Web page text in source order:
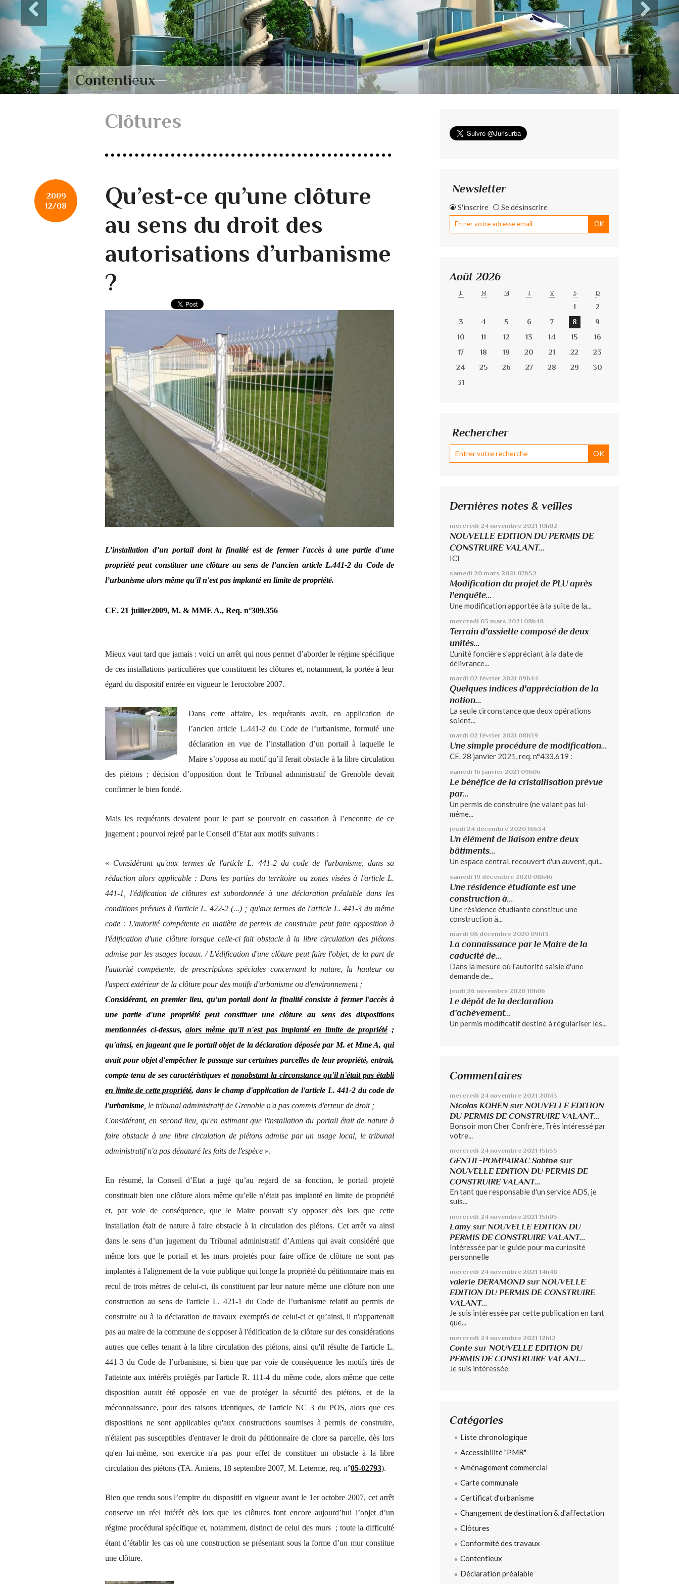
Contentieux
Clôtures
2009
12/08
Qu’est-ce qu’une clôture
au sens du droit des
autorisations d’urbanisme
?
L’installation d’un portail dont la finalité est de fermer l'accès à une partie d'une
propriété peut constituer une clôture au sens de l’ancien article L.441-2 du Code de
l’urbanisme alors même qu'il n'est pas implanté en limite de propriété.
CE. 21 juiller2009, M. & MME A., Req. n°309.356
Mieux vaut tard que jamais : voici un arrêt qui nous permet d’aborder le régime spécifique
de ces installations particulières que constituent les clôtures et, notamment, la portée à leur
égard du dispositif entrée en vigueur le 1eroctobre 2007.
Dans cette affaire, les requérants avait, en application de
l’ancien article L.441-2 du Code de l’urbanisme, formulé une
déclaration en vue de l’installation d’un portail à laquelle le
Maire s’opposa au motif qu’il ferait obstacle à la libre circulation
des piétons ; décision d’opposition dont le Tribunal administratif de Grenoble devait
confirmer le bien fondé.
Mais les requérants devaient pour le part se pourvoir en cassation à l’encontre de ce
jugement ; pourvoi rejeté par le Conseil d’Etat aux motifs suivants :
« Considérant qu'aux termes de l'article L. 441-2 du code de l'urbanisme, dans sa
rédaction alors applicable : Dans les parties du territoire ou zones visées à l'article L.
441-1, l'édification de clôtures est subordonnée à une déclaration préalable dans les
conditions prévues à l'article L. 422-2 (...) ; qu'aux termes de l'article L. 441-3 du même
code : L'autorité compétente en matière de permis de construire peut faire opposition à
l'édification d'une clôture lorsque celle-ci fait obstacle à la libre circulation des piétons
admise par les usages locaux. / L'édification d'une clôture peut faire l'objet, de la part de
l'autorité compétente, de prescriptions spéciales concernant la nature, la hauteur ou
l'aspect extérieur de la clôture pour des motifs d'urbanisme ou d'environnement ;
Considérant, en premier lieu, qu'un portail dont la finalité consiste à fermer l'accès à
une partie d'une propriété peut constituer une clôture au sens des dispositions
mentionnées ci-dessus,alors même qu'il n'est pas implanté en limite de propriété;
qu'ainsi, en jugeant que le portail objet de la déclaration déposée par M. et Mme A, qui
avait pour objet d'empêcher le passage sur certaines parcelles de leur propriété, entrait,
compte tenu de ses caractéristiques et nonobstant la circonstance qu'il n'était pas établi
en limite de cette propriété, dans le champ d'application de l'article L. 441-2 du code de
l'urbanisme le tribunal administratif de Grenoble n'a pas commis d'erreur de droit ;
Considérant, en second lieu, qu'en estimant que l'installation du portail était de nature à
faire obstacle à une libre circulation de piétons admise par un usage local, le tribunal
administratif n'a pas dénaturé les faits de l'espèce ».
En résumé, la Conseil d’Etat a jugé qu’au regard de sa fonction, le portail projeté
constituait bien une clôture alors même qu’elle n’était pas implanté en limite de propriété
et, par voie de conséquence, que le Maire pouvait s’y opposer dès lors que cette
installation était de nature à faire obstacle à la circulation des piétons. Cet arrêt va ainsi
dans le sens d’un jugement du Tribunal administratif d’Amiens qui avait considéré que
même lors que le portail et les murs projetés pour faire office de clôture ne sont pas
implantés à l'alignement de la voie publique qui longe la propriété du pétitionnaire mais en
recul de trois mètres de celui-ci, ils constituent par leur nature même une clôture non une
construction au sens de l'article L. 421-1 du Code de l’urbanisme relatif au permis de
construire ou à la déclaration de travaux exemptés de celui-ci et qu’ainsi, il n'appartenait
pas au maire de la commune de s'opposer à l'édification de la clôture sur des considérations
autres que celles tenant à la libre circulation des piétons, ainsi qu'il résulte de l'article L.
441-3 du Code de l’urbanisme, si bien que par voie de conséquence les motifs tirés de
l'atteinte aux intérêts protégés par l'article R. 111-4 du même code, alors même que cette
disposition aurait été opposée en vue de protéger la sécurité des piétons, et de la
méconnaissance, pour des raisons identiques, de l'article NC 3 du POS, alors que ces
dispositions ne sont applicables qu'aux constructions soumises à permis de construire,
n'étaient pas susceptibles d'entraver le droit du pétitionnaire de clore sa parcelle, dès lors
qu'en lui-même, son exercice n'a pas pour effet de constituer un obstacle à la libre
circulation des piétons (TA. Amiens, 18 septembre 2007, M. Leterme, req. n°05-02793).
Bien que rendu sous l’empire du dispositif en vigueur avant le 1er octobre 2007, cet arrêt
conserve un réel intérêt dès lors que les clôtures font encore aujourd’hui l’objet d’un
régime procédural spécifique et, notamment, distinct de celui des murs ; toute la difficulté
étant d’établir les cas où une construction se présentant sous la forme d’un mur constitue
une clôture.
Newsletter
S'inscrire Se désinscrire
Août 2026
L M M J V S D
1
2
3
4 5 6 7 8
9
10
11 12 13 14 15
16
17
18 19 20 21 22
23
24
25 26 27 28 29
30
31
Rechercher
Dernières notes & veilles
mercredi 24 novembre 2021 10h02
NOUVELLE EDITION DU PERMIS DE
CONSTRUIRE VALANT...
ICI
samedi 20 mars 2021 07h52
Modification du projet de PLU après
l'enquête...
Une modification apportée à la suite de la...
mercredi 03 mars 2021 08h48
Terrain d'assiette composé de deux
unités...
L'unité foncière s'appréciant à la date de
délivrance...
mardi 02 février 2021 09h44
Quelques indices d'appréciation de la
notion...
La seule circonstance que deux opérations
soient...
mardi 02 février 2021 08h39
Une simple procédure de modification...
CE. 28 janvier 2021, req. n°433.619 :
samedi 16 janvier 2021 09h06
Le bénéfice de la cristallisation prévue
par...
Un permis de construire (ne valant pas lui-
même...
jeudi 24 décembre 2020 16h34
Un élément de liaison entre deux
bâtiments...
Un espace central, recouvert d'un auvent, qui...
samedi 19 décembre 2020 08h46
Une résidence étudiante est une
construction à...
Une résidence étudiante constitue une
construction à...
mardi 08 décembre 2020 09h13
La connaissance par le Maire de la
caducité de...
Dans la mesure où l'autorité saisie d'une
demande de...
jeudi 26 novembre 2020 10h06
Le dépôt de la declaration
d'achèvement...
Un permis modificatif destiné à régulariser les...
Commentaires
mercredi 24 novembre 2021 20h13
Nicolas KOHEN sur NOUVELLE EDITION
DU PERMIS DE CONSTRUIRE VALANT...
Bonsoir mon Cher Confrère, Très intéressé par
votre...
mercredi 24 novembre 2021 15h55
GENTIL-POMPAIRAC Sabine sur
NOUVELLE EDITION DU PERMIS DE
CONSTRUIRE VALANT...
En tant que responsable d'un service ADS, je
suis...
mercredi 24 novembre 2021 15h05
Lamy sur NOUVELLE EDITION DU
PERMIS DE CONSTRUIRE VALANT...
Intéressée par le guide pour ma curiosité
personnelle
mercredi 24 novembre 2021 14h48
valerie DERAMOND sur NOUVELLE
EDITION DU PERMIS DE CONSTRUIRE
VALANT...
Je suis intéressée par cette publication en tant
que...
mercredi 24 novembre 2021 12h12
Conte sur NOUVELLE EDITION DU
PERMIS DE CONSTRUIRE VALANT...
Je suis intéressée
Catégories
Liste chronologique
Accessibilité "PMR"
Aménagement commercial
Carte communale
Certificat d'urbanisme
Changement de destination & d'affectation
Clôtures
Conformité des travaux
Contentieux
Déclaration préalable